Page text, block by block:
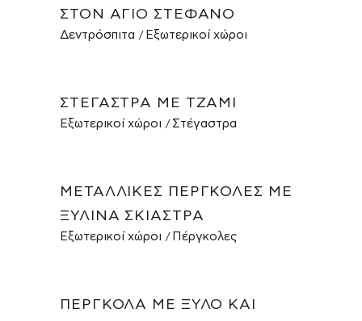
ΣΤΟΝ ΆΓΙΟ ΣΤΈΦΑΝΟ
Δεντρόσπιτα Εξωτερικοί χώροι
ΣΤΈΓΑΣΤΡΑ ΜΕ ΤΖΆΜΙ
Εξωτερικοί χώροι Στέγαστρα
ΜΕΤΑΛΛΙΚΈΣ ΠΈΡΓΚΟΛΕΣ ΜΕ
ΞΎΛΙΝΑ ΣΚΊΑΣΤΡΑ
Εξωτερικοί χώροι Πέργκολες
ΠΈΡΓΚΟΛΑ ΜΕ ΞΎΛΟ ΚΑΙ